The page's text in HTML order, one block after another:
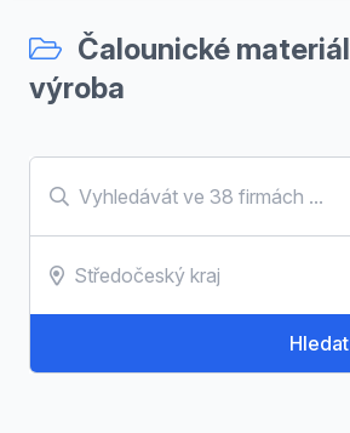
Čalounické
výroba
Hledat